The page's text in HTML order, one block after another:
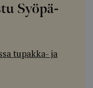
Syöpä-
tupakka- ja